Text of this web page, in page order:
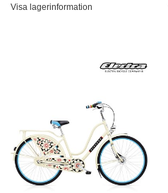
Visa lagerinformation